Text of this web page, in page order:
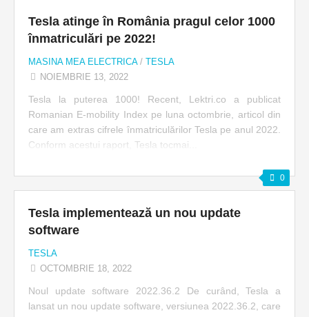
Tesla atinge în România pragul celor 1000
înmatriculări pe 2022!
MASINA MEA ELECTRICA/ TESLA
NOIEMBRIE 13, 2022
Tesla la puterea 1000! Recent, Lektri.co a publicat
Romanian E-mobility Index pe luna octombrie, articol din
care am extras cifrele înmatriculărilor Tesla pe anul 2022.
Conform acestui raport, Tesla tocmai...
0
Tesla implementează un nou update
software
TESLA
OCTOMBRIE 18, 2022
Noul update software 2022.36.2 De curând, Tesla a
lansat un nou update software, versiunea 2022.36.2, care